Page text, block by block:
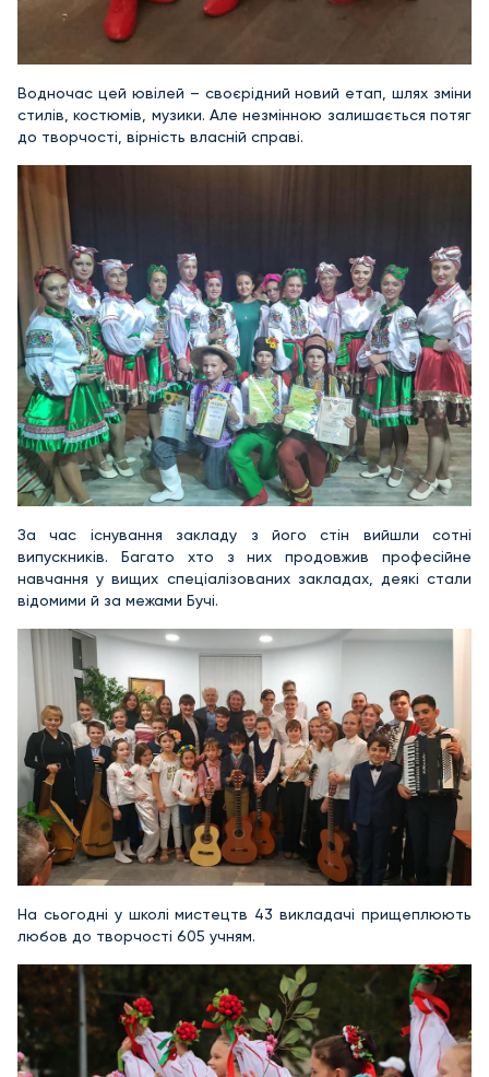
Водночас цей ювілей – своєрідний новий етап, шлях зміни
стилів, костюмів, музики. Але незмінною залишається потяг
до творчості, вірність власній справі.
За час існування закладу з його стін вийшли сотні
випускників. Багато хто з них продовжив професійне
навчання у вищих спеціалізованих закладах, деякі стали
відомими й за межами Бучі.
На сьогодні у школі мистецтв 43 викладачі прищеплюють
любов до творчості 605 учням.